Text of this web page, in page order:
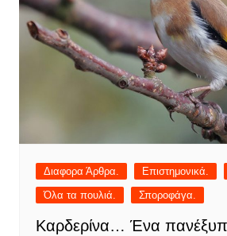
Διαφορα Άρθρα. Επιστημονικά.
Όλα τα πουλιά.
Σποροφάγα.
Καρδερίνα… Ένα